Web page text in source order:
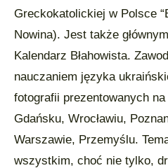
Greckokatolickiej w Polsce
Nowina). Jest także
Kalendarz Błahowista.
nauczaniem języka
fotografii prezentowanych
Gdańsku, Wrocławiu,
Warszawie, Przemyślu.
wszystkim, choć nie tylko,